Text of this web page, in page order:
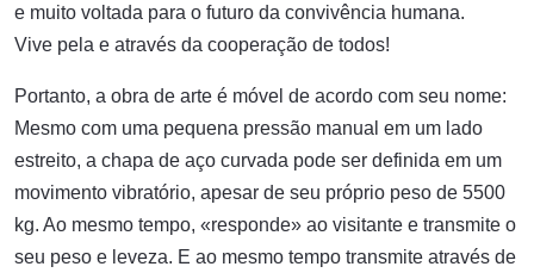
e muito voltada para o futuro da convivência humana.
Vive pela e através da cooperação de todos!
Portanto, a obra de arte é móvel de acordo com seu nome:
Mesmo com uma pequena pressão manual em um lado
estreito, a chapa de aço curvada pode ser definida em um
movimento vibratório, apesar de seu próprio peso de 5500
kg. Ao mesmo tempo, «responde» ao visitante e transmite o
seu peso e leveza. E ao mesmo tempo transmite através de